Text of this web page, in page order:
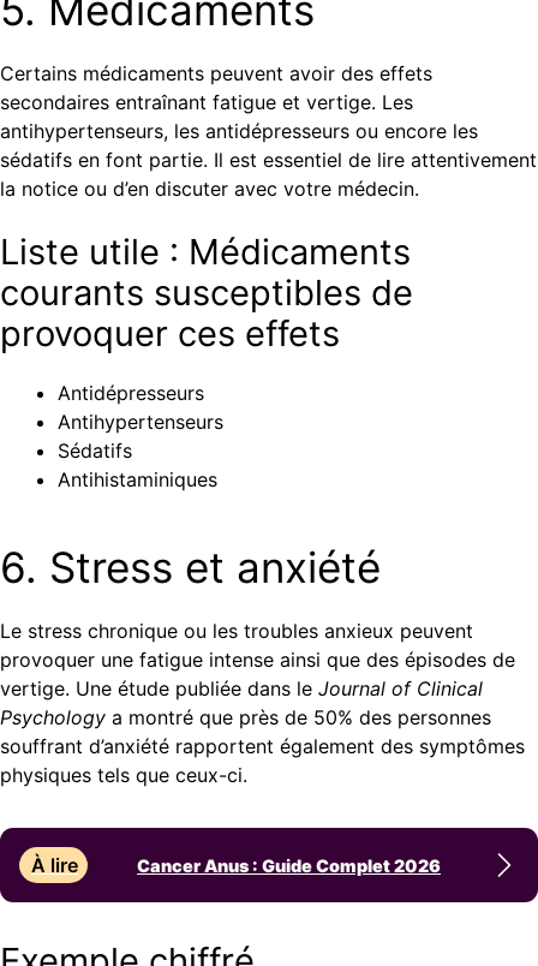
Certains médicaments peuvent avoir des effets
secondaires entraînant fatigue et vertige. Les
antihypertenseurs, les antidépresseurs ou encore les
sédatifs en font partie. Il est essentiel de lire attentivement
la notice ou d’en discuter avec votre médecin.
Liste utile : Médicaments
courants susceptibles de
provoquer ces effets
Antidépresseurs
Antihypertenseurs
Sédatifs
Antihistaminiques
6. Stress et anxiété
Le stress chronique ou les troubles anxieux peuvent
provoquer une fatigue intense ainsi que des épisodes de
vertige. Une étude publiée dans le Journal of Clinical
Psychology a montré que près de 50% des personnes
souffrant d’anxiété rapportent également des symptômes
physiques tels que ceux-ci.
À lire Cancer Anus : Guide Complet 2026